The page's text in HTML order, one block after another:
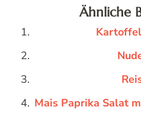
Ähnliche
Mais Paprika Salat